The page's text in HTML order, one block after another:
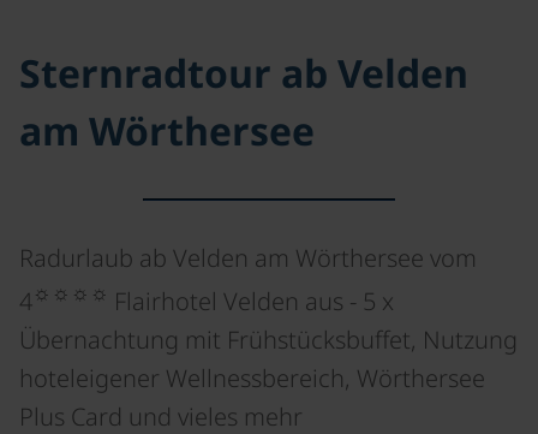
Sternradtour ab Velden
am Wörthersee
Radurlaub ab Velden am Wörthersee vom
4 ☼☼☼☼ Flairhotel Velden aus - 5 x
Übernachtung mit Frühstücksbuffet, Nutzung
hoteleigener Wellnessbereich, Wörthersee
Plus Card und vieles mehr